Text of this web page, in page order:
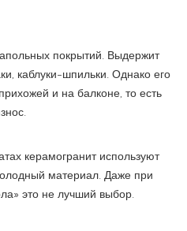
покрытий. Выдержит
каблуки-шпильки. Однако его
и на балконе, то есть
керамогранит используют
материал. Даже при
это не лучший выбор.